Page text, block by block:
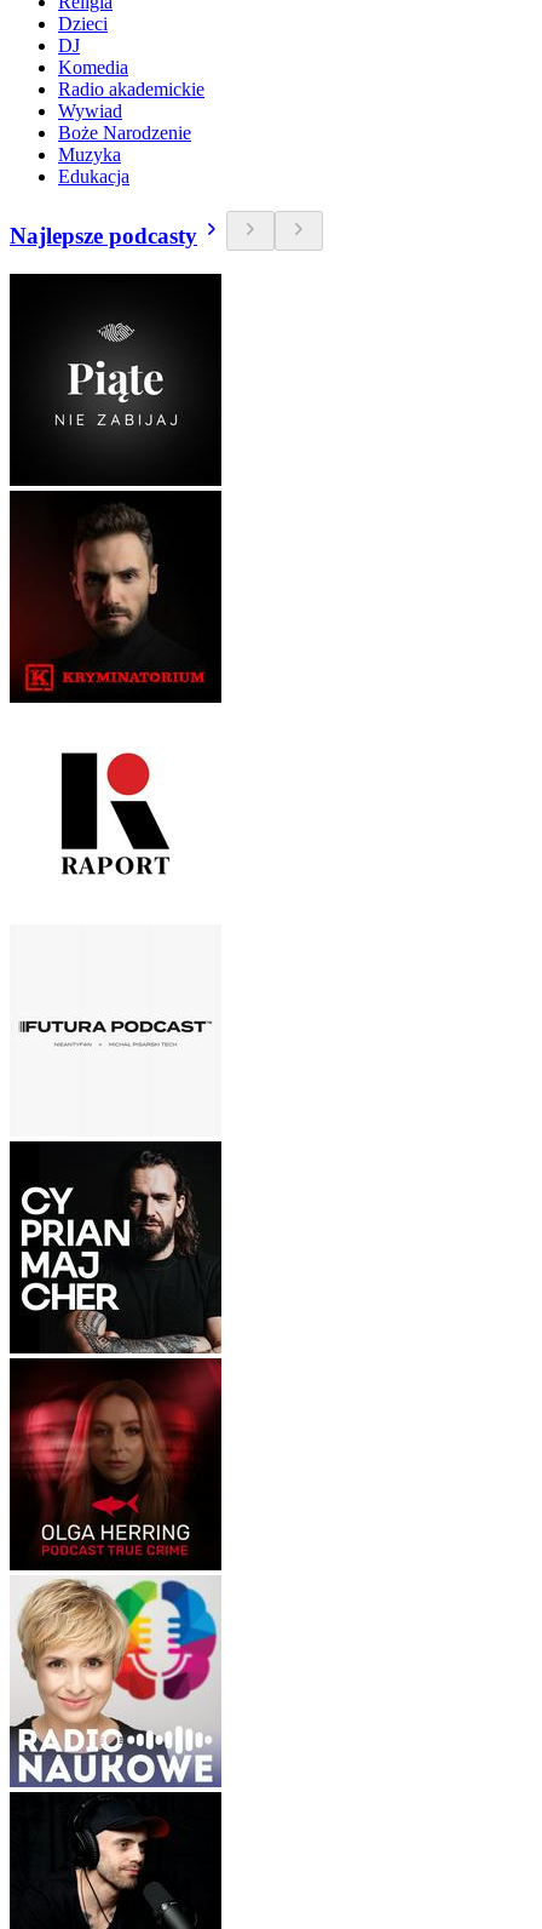
Dzieci
DJ
Komedia
Radio akademickie
Wywiad
Boże Narodzenie
Muzyka
Edukacja
Najlepsze podcasty